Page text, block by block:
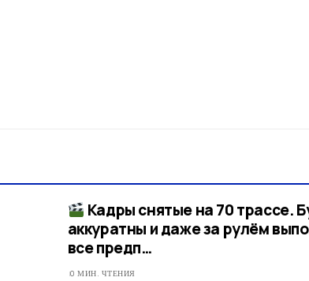
Кадры снятые на 70 трассе.
аккуратны и даже за рулём
все предп…
0 МИН. ЧТЕНИЯ